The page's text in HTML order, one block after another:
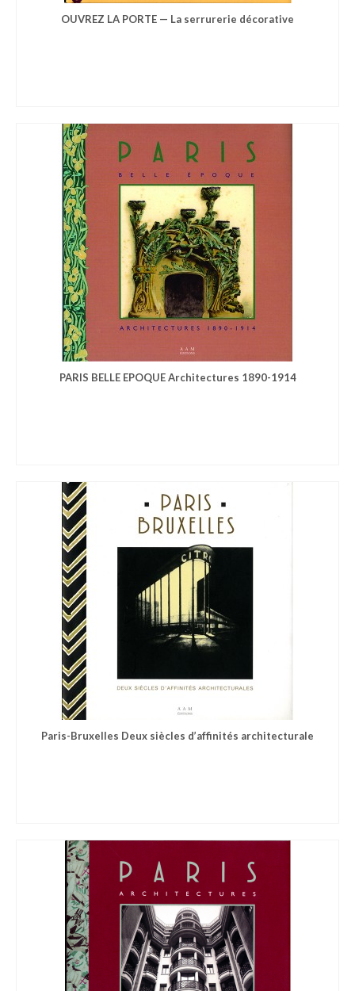
OUVREZ LA PORTE — La serrurerie décorative
PARIS BELLE EPOQUE Architectures 1890-1914
Paris-Bruxelles Deux siècles d’affinités architecturale